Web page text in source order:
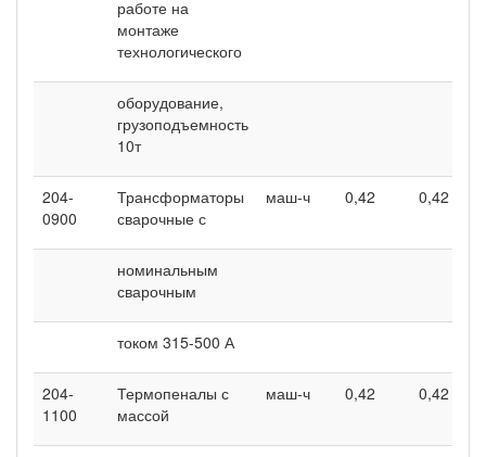
работе на
монтаже
технологического
оборудование,
грузоподъемность
10т
204-
0900
Трансформаторы
сварочные с
маш-ч 0,42 0,42
номинальным
сварочным
током 315-500 А
204-
1100
Термопеналы с
массой
маш-ч 0,42 0,42